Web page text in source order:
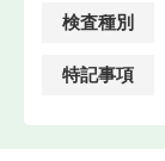
検査種別
特記事項